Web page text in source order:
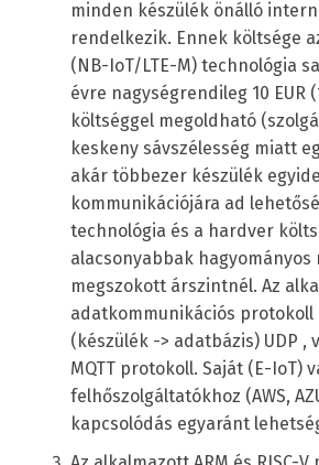
minden készülék önálló
rendelkezik. Ennek költsége
(NB-IoT/LTE-M) technológia
évre nagységrendileg 10 EUR
költséggel megoldható
keskeny sávszélesség miatt
akár többezer készülék
kommunikációjára ad
technológia és a hardver
alacsonyabbak
megszokott árszintnél. Az
adatkommunikációs protokoll
(készülék -> adatbázis) UDP ,
MQTT protokoll. Saját (E-IoT)
felhőszolgáltatókhoz (AWS,
kapcsolódás egyaránt